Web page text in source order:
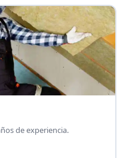
de experiencia.